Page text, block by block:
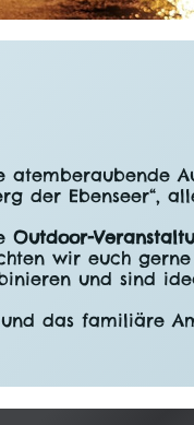
der Ebenseer“,
Outdoor-
wir euch gerne
und sind
das familiäre